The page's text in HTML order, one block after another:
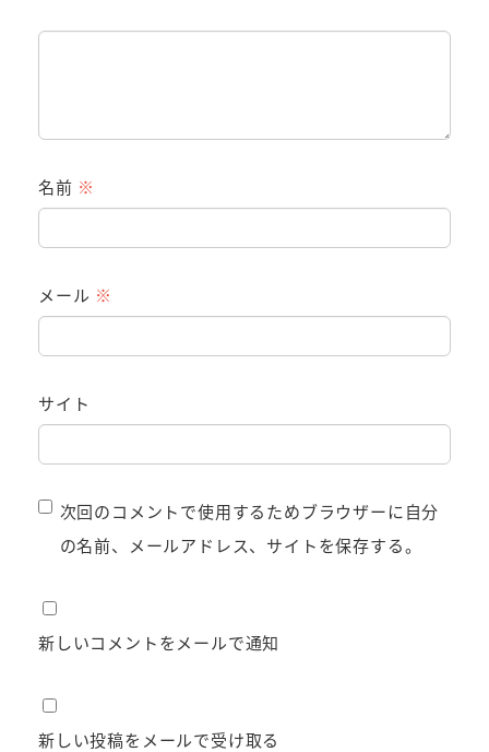
名前 ※
メール ※
サイト
次回のコメントで使用するためブラウザーに自分
の名前、メールアドレス、サイトを保存する。
新しいコメントをメールで通知
新しい投稿をメールで受け取る